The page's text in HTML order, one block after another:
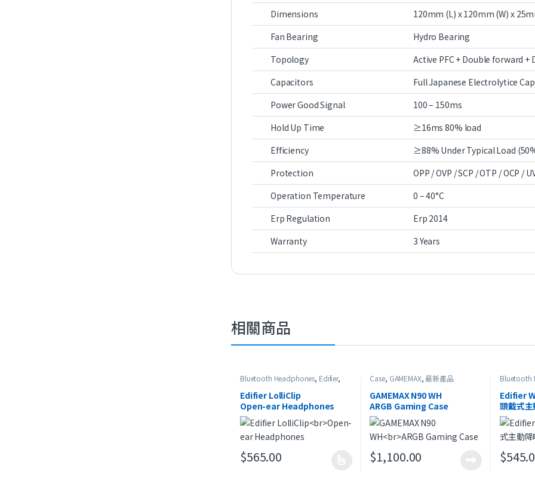
Dimensions
120mm (L) x 120mm (W) x
Fan Bearing
Hydro Bearing
Topology
Active PFC + Double forward +
Capacitors
Full Japanese Electrolytice
Power Good Signal
100 – 150ms
Hold Up Time
≥16ms 80% load
Efficiency
≥88% Under Typical Load
Protection
OPP / OVP / SCP / OTP / OCP /
Operation Temperature
0 – 40°C
Erp Regulation
Erp 2014
Warranty
3 Years
相關商品
Bluetooth Headphones, Edifier,
Open-ear Headphones
最新產品
Edifier LolliClip
Open-ear Headphones
$565.00
此產品有多種款式。 可在產品頁面選擇選項
Case, GAMEMAX,最新產品
GAMEMAX N90 WH
ARGB Gaming Case
$1,100.00
Bluetooth
新產品
Edifier
頭戴式
$
此產品